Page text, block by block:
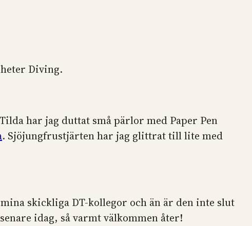
heter Diving.
har jag duttat små pärlor med Paper Pen
. Sjöjungfrustjärten har jag glittrat till lite med
skickliga DT-kollegor och än är den inte slut
idag, så varmt välkommen åter!